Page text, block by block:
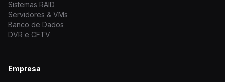
Sistemas RAID
Servidores & VMs
Banco de Dados
DVR e CFTV
Empresa